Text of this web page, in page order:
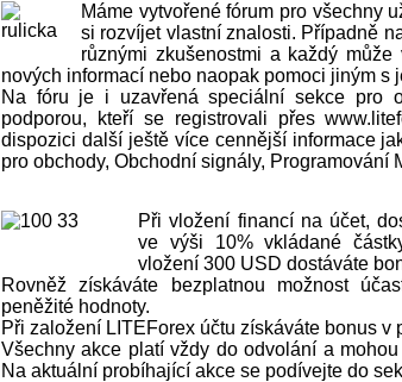
Máme vytvořené fórum pro všechny
si rozvíjet vlastní znalosti. Případně
různými zkušenostmi a každý
nových informací nebo naopak pomoci jiným s
Na fóru je i uzavřená speciální sekce pro
podporou, kteří se registrovali přes
dispozici další ještě více cennější informace
pro obchody, Obchodní signály, Programování
Při vložení financí na účet,
ve výši 10% vkládané
vložení 300 USD dostáváte
Rovněž získáváte bezplatnou možnost
peněžité hodnoty.
Při založení LITEForex účtu získáváte bonus v
Všechny akce platí vždy do odvolání a
Na aktuální probíhající akce se podívejte do